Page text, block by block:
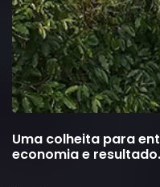
Uma colheita para
economia e resultado.